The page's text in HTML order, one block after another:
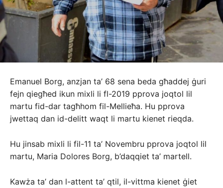
Emanuel Borg, anzjan ta’ 68 sena beda għaddej ġuri
fejn qiegħed ikun mixli li fl-2019 pprova joqtol lil
martu fid-dar tagħhom fil-Mellieħa. Hu pprova
jwettaq dan id-delitt waqt li martu kienet rieqda.
Hu jinsab mixli li fil-11 ta’ Novembru pprova joqtol lil
martu, Maria Dolores Borg, b’daqqiet ta’ martell.
Kawża ta’ dan l-attent ta’ qtil, il-vittma kienet ġiet